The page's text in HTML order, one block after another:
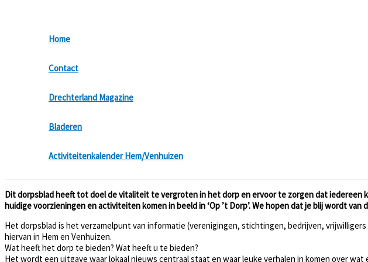
Home
Contact
Drechterland Magazine
Bladeren
Activiteitenkalender Hem/Venhuizen
Dit dorpsblad heeft tot doel de vitaliteit te vergroten in het dorp en ervoor te zorgen dat iedereen
huidige voorzieningen en activiteiten komen in beeld in ‘Op ’t Dorp’. We hopen dat je blij wordt van
Het dorpsblad is het verzamelpunt van informatie (verenigingen, stichtingen, bedrijven,
hiervan in Hem en Venhuizen.
Wat heeft het dorp te bieden? Wat heeft u te bieden?
Het wordt een uitgave waar lokaal nieuws centraal staat en waar leuke verhalen in komen over wat